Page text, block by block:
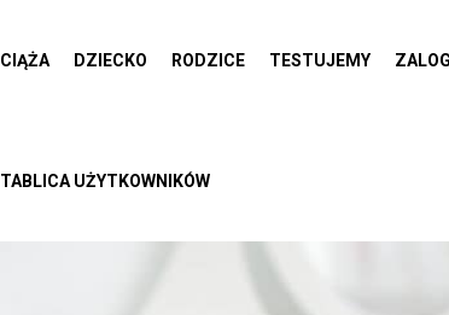
CIĄŻA DZIECKO RODZICE TESTUJEMY
TABLICA UŻYTKOWNIKÓW